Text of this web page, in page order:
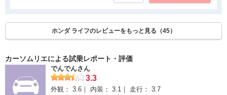
出てくれるので助かります。ハンドルは軽く、女性でも楽々運転
乗り降りしやすいです。
カラーがたくさんあったので幅広い年齢層にも支持されると思い
ます。フロントガラスが大きいので視界が広く、運転しやすい車
です。バックモニターも標準装備なのでバックの駐車はモニター
ホンダ ライフのレビューをもっと見る（45）
カーソムリエによる試乗レポート・評価
でんでんさん
3.3
外観： 3.6 内装： 3.1 走行： 3.7